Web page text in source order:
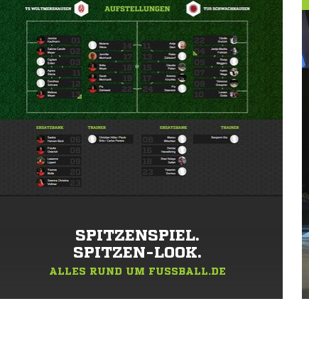
SPITZENSPIEL.
SPITZEN-LOOK.
ALLES RUND UM FUSSBALL.DE